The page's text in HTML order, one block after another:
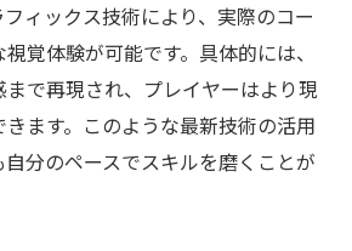
フィックス技術により、実際のコー
覚体験が可能です。具体的には、
で再現され、プレイヤーはより現
ます。このような最新技術の活用
分のペースでスキルを磨くことが